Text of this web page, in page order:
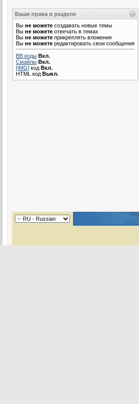
Ваши права в разделе
Вы не можете создавать новые темы
Вы не можете отвечать в темах
Вы не можете прикреплять вложения
Вы не можете редактировать свои сообщения
BB коды Вкл.
Смайлы Вкл.
[IMG] код Вкл.
HTML код Выкл.